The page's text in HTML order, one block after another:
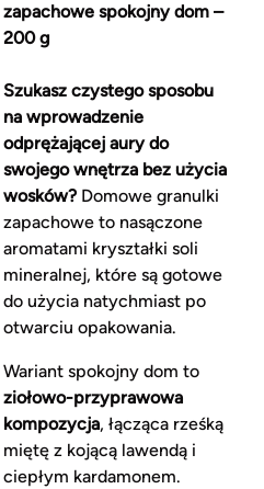
zapachowe spokojny dom –
200 g
Szukasz czystego sposobu
na wprowadzenie
odprężającej aury do
swojego wnętrza bez użycia
wosków?Domowe granulki
zapachowe to nasączone
aromatami kryształki soli
mineralnej, które są gotowe
do użycia natychmiast po
otwarciu opakowania.
Wariant spokojny dom to
ziołowo-przyprawowa
kompozycja, łącząca rześką
miętę z kojącą lawendą i
ciepłym kardamonem.